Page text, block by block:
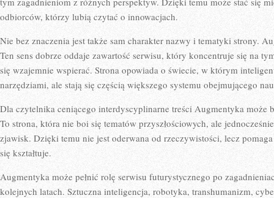
odbiorców, którzy lubią czytać o innowacjach.
Nie bez znaczenia jest także sam charakter nazwy i tematyki strony.
Ten sens dobrze oddaje zawartość serwisu, który koncentruje się na
się wzajemnie wspierać. Strona opowiada o świecie, w którym
narzędziami, ale stają się częścią większego systemu obejmującego
Dla czytelnika ceniącego interdyscyplinarne treści Augmentyka może
To strona, która nie boi się tematów przyszłościowych, ale
zjawisk. Dzięki temu nie jest oderwana od rzeczywistości, lecz
się kształtuje.
Augmentyka może pełnić rolę serwisu futurystycznego po
kolejnych latach. Sztuczna inteligencja, robotyka, transhumanizm,